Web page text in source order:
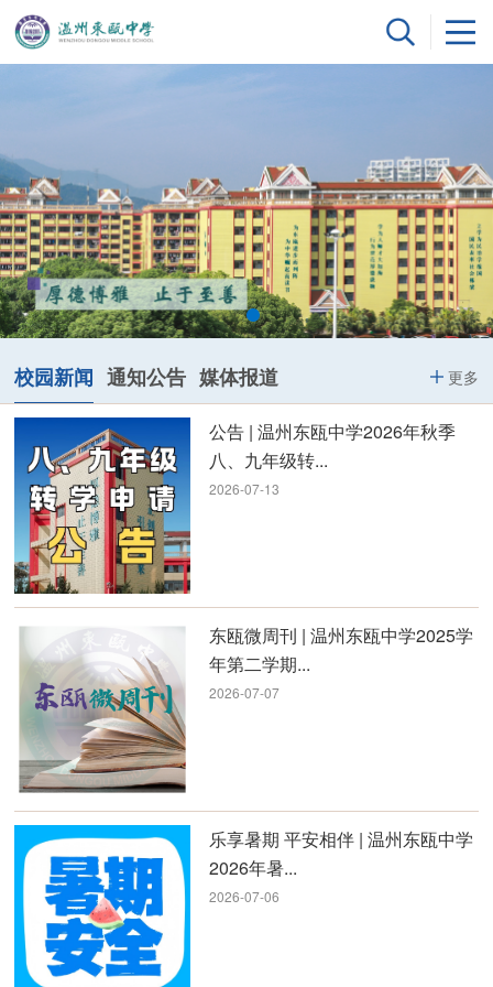
校园新闻 通知公告 媒体报道 更多
公告 | 温州东瓯中学2026年秋季
八、九年级转...
2026-07-13
东瓯微周刊 | 温州东瓯中学2025学
年第二学期...
2026-07-07
乐享暑期 平安相伴 | 温州东瓯中学
2026年暑...
2026-07-06